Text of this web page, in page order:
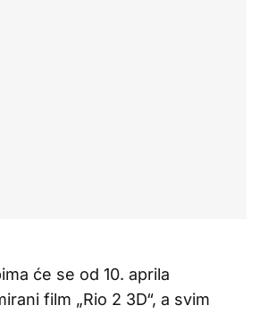
će se od 10. aprila
film „Rio 2 3D“, a svim